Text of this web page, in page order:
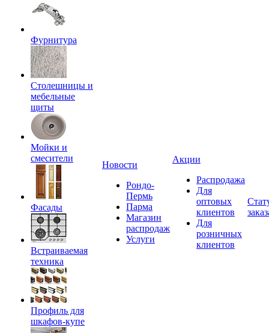
Фурнитура
Столешницы и
мебельные
щиты
Мойки и
смесители
Фасады
Встраиваемая
техника
Профиль для
шкафов-купе
Новости
Рондо-
Пермь
Парма
Магазин
распродаж
Услуги
Акции
Распродажа
Для
оптовых
клиентов
Для
розничных
клиентов